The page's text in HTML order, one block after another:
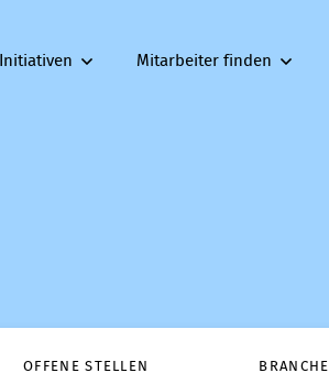
Initiativen Mitarbeiter finden
OFFENE STELLEN BRANCHE